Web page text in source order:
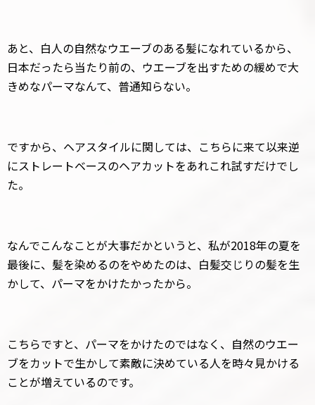
あと、白人の自然なウエーブのある髪になれているから、
日本だったら当たり前の、ウエーブを出すための緩めで大
きめなパーマなんて、普通知らない。
ですから、ヘアスタイルに関しては、こちらに来て以来逆
にストレートベースのヘアカットをあれこれ試すだけでし
た。
なんでこんなことが大事だかというと、私が2018年の夏を
最後に、髪を染めるのをやめたのは、白髪交じりの髪を生
かして、パーマをかけたかったから。
こちらですと、パーマをかけたのではなく、自然のウエー
ブをカットで生かして素敵に決めている人を時々見かける
ことが増えているのです。